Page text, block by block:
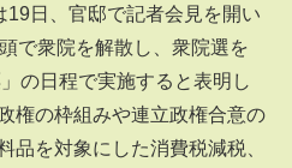
日、官邸で記者会見を開い
で衆院を解散し、衆院選を
の日程で実施すると表明し
権の枠組みや連立政権合意の
品を対象にした消費税減税、